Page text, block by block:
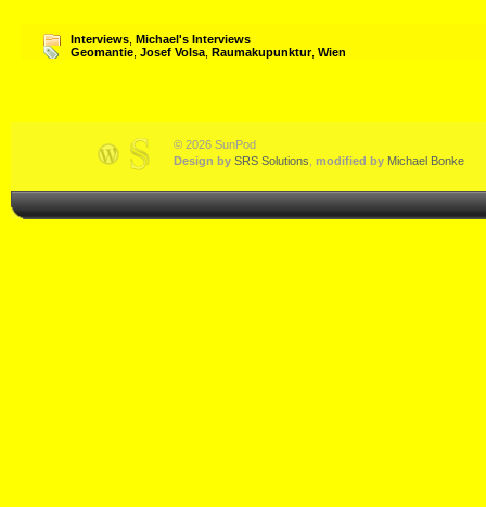
Interviews Michael's Interviews
Geomantie Josef Volsa Raumakupunktur, Wien
© 2026 SunPod
Design by SRS Solutions modified by Michael Bonke